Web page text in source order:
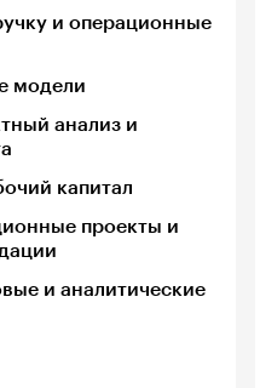
и операционные
модели
анализ и
капитал
проекты и
и аналитические